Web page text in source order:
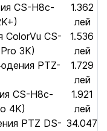
CS-H8c-
1.362
лей
ColorVu CS-
3K)
1.536
лей
PTZ-
1.729
лей
CS-H8c-
4K)
1.921
лей
PTZ DS- 34.047